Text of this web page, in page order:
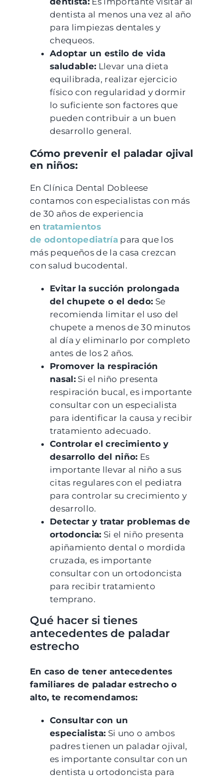
dentista al menos una vez al año
para limpiezas dentales y
chequeos.
Adoptar un estilo de vida
saludable: Llevar una dieta
equilibrada, realizar ejercicio
físico con regularidad y dormir
lo suficiente son factores que
pueden contribuir a un buen
desarrollo general.
Cómo prevenir el paladar ojival
en niños:
En Clínica Dental Dobleese
contamos con especialistas con más
de 30 años de experiencia
en tratamientos
de odontopediatría para que los
más pequeños de la casa crezcan
con salud bucodental.
Evitar la succión prolongada
del chupete o el dedo: Se
recomienda limitar el uso del
chupete a menos de 30 minutos
al día y eliminarlo por completo
antes de los 2 años.
Promover la respiración
nasal:Si el niño presenta
respiración bucal, es importante
consultar con un especialista
para identificar la causa y recibir
tratamiento adecuado.
Controlar el crecimiento y
desarrollo del niño: Es
importante llevar al niño a sus
citas regulares con el pediatra
para controlar su crecimiento y
desarrollo.
Detectar y tratar problemas de
ortodoncia: Si el niño presenta
apiñamiento dental o mordida
cruzada, es importante
consultar con un ortodoncista
para recibir tratamiento
temprano.
Qué hacer si tienes
antecedentes de paladar
estrecho
En caso de tener antecedentes
familiares de paladar estrecho o
alto, te recomendamos:
Consultar con un
especialista: Si uno o ambos
padres tienen un paladar ojival,
es importante consultar con un
dentista u ortodoncista para